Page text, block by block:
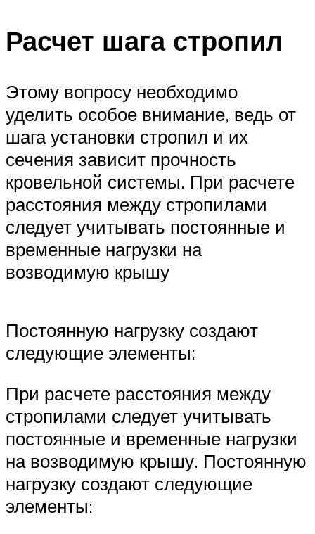
Расчет шага стропил
Этому вопросу необходимо
уделить особое внимание, ведь от
шага установки стропил и их
сечения зависит прочность
кровельной системы. При расчете
расстояния между стропилами
следует учитывать постоянные и
временные нагрузки на
возводимую крышу
Постоянную нагрузку создают
следующие элементы:
При расчете расстояния между
стропилами следует учитывать
постоянные и временные нагрузки
на возводимую крышу. Постоянную
нагрузку создают следующие
элементы: